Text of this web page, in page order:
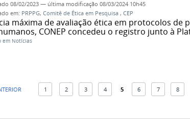
08/02/2023 — última modificação 08/03/2024 10h45
em: PRPPG, Comitê de Ética em Pesquisa , CEP
máxima de avaliação ética em protocolos de
CONEP concedeu o registro junto à
em Notícias
1 2 3 4 5 6 7 8